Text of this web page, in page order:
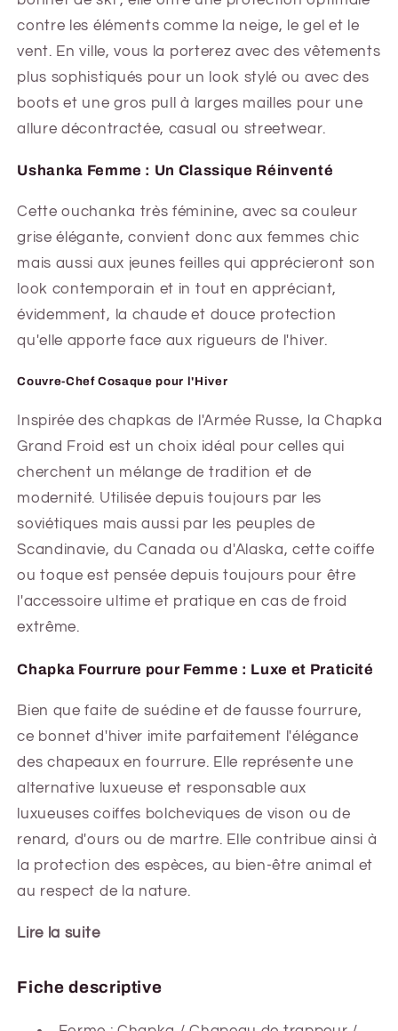
contre les éléments comme la neige, le gel et le
vent. En ville, vous la porterez avec des vêtements
plus sophistiqués pour un look stylé ou avec des
boots et une gros pull à larges mailles pour une
allure décontractée, casual ou streetwear.
Ushanka Femme : Un Classique Réinventé
Cette ouchanka très féminine, avec sa couleur
grise élégante, convient donc aux femmes chic
mais aussi aux jeunes feilles qui apprécieront son
look contemporain et in tout en appréciant,
évidemment, la chaude et douce protection
qu'elle apporte face aux rigueurs de l'hiver.
Couvre-Chef Cosaque pour l'Hiver
Inspirée des chapkas de l'Armée Russe, la Chapka
Grand Froid est un choix idéal pour celles qui
cherchent un mélange de tradition et de
modernité. Utilisée depuis toujours par les
soviétiques mais aussi par les peuples de
Scandinavie, du Canada ou d'Alaska, cette coiffe
ou toque est pensée depuis toujours pour être
l'accessoire ultime et pratique en cas de froid
extrême.
Chapka Fourrure pour Femme : Luxe et Praticité
Bien que faite de suédine et de fausse fourrure,
ce bonnet d'hiver imite parfaitement l'élégance
des chapeaux en fourrure. Elle représente une
alternative luxueuse et responsable aux
luxueuses coiffes bolcheviques de vison ou de
renard, d'ours ou de martre. Elle contribue ainsi à
la protection des espèces, au bien-être animal et
au respect de la nature.
Lire la suite
Fiche descriptive